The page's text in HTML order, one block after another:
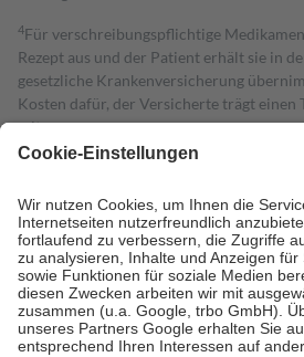
4Für verschreibungspflichtige
Rezept aus und der Patient erhält sie in
gesetzliche Krankenversicherung
Kosten dafür, der Versicherte trägt einen
mit.
Grundsätzlich leisten Mitglieder
höchstens zehn Euro.
Es sind jedoch nie
Kosten der Leistung zu entrichten.
Diese Regeln gelten grundsätzlich auch
Bei Heilmitteln und häuslicher
Zuzahlung zehn Prozent der Kosten
Verordnung.
Um das Engagement der Versicherten für